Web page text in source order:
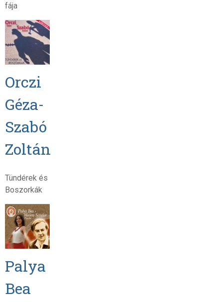
fája
Orczi
Géza-
Szabó
Zoltán
Tündérek és
Boszorkák
Palya
Bea